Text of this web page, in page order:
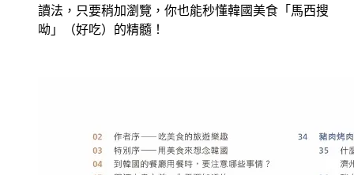
讀法，只要稍加瀏覽，你也能秒懂韓國美食「馬西搜
呦」（好吃）的精髓！